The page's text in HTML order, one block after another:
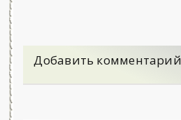
Добавить комментарий